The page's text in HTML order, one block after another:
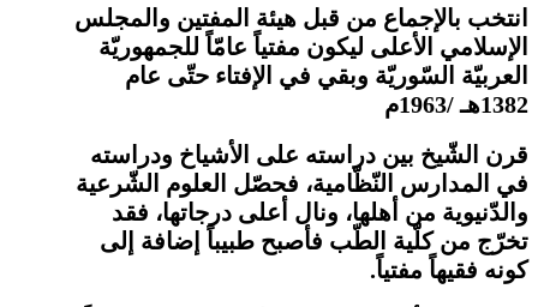
انتخب بالإجماع من قبل هيئة المفتين والمجلس
الإسلامي الأعلى ليكون مفتياً عامّاً للجمهوريّة
العربيّة السّوريّة وبقي في الإفتاء حتّى عام
1382هـ /1963م
قرن الشّيخ بين دراسته على الأشياخ ودراسته
في المدارس النّظّامية، فحصّل العلوم الشّرعية
والدّنيوية من أهلها، ونال أعلى درجاتها، فقد
تخرّج من كلّية الطّب فأصبح طبيباً إضافة إلى
كونه فقيهاً مفتياً.